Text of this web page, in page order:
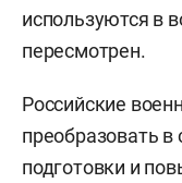
используются в
пересмотрен.
Российские
преобразовать
подготовки и